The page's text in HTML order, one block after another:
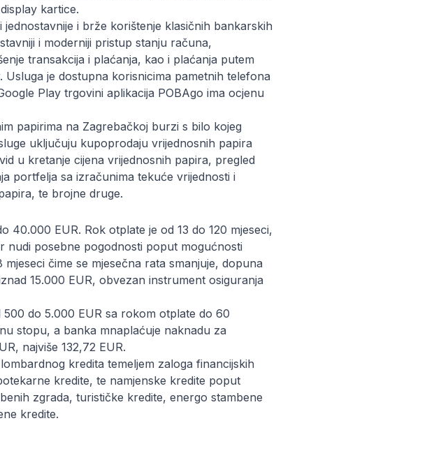
kartice.
i brže korištenje klasičnih bankarskih
i moderniji pristup stanju računa,
transakcija i plaćanja, kao i plaćanja putem
je dostupna korisnicima pametnih telefona
Play trgovini aplikacija POBAgo ima ocjenu
papirima na Zagrebačkoj burzi s bilo kojeg
uključuju kupoprodaju vrijednosnih papira
u kretanje cijena vrijednosnih papira, pregled
portfelja sa izračunima tekuće vrijednosti i
te brojne druge.
40.000 EUR. Rok otplate je od 13 do 120 mjeseci,
nudi posebne pogodnosti poput mogućnosti
čime se mjesečna rata smanjuje, dopuna
15.000 EUR, obvezan instrument osiguranja
do 5.000 EUR sa rokom otplate do 60
stopu, a banka mnaplaćuje naknadu za
najviše 132,72 EUR.
kredita temeljem zaloga financijskih
kredite, te namjenske kredite poput
zgrada, turističke kredite, energo stambene
kredite.